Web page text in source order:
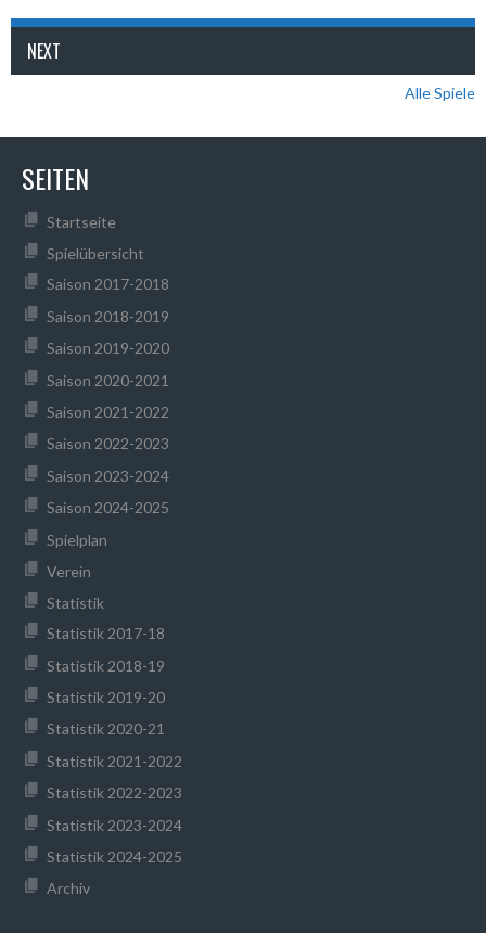
NEXT
Alle Spiele
SEITEN
Startseite
Spielübersicht
Saison 2017-2018
Saison 2018-2019
Saison 2019-2020
Saison 2020-2021
Saison 2021-2022
Saison 2022-2023
Saison 2023-2024
Saison 2024-2025
Spielplan
Verein
Statistik
Statistik 2017-18
Statistik 2018-19
Statistik 2019-20
Statistik 2020-21
Statistik 2021-2022
Statistik 2022-2023
Statistik 2023-2024
Statistik 2024-2025
Archiv